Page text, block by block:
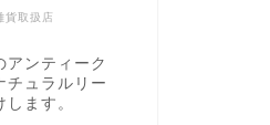
貨取扱店
アンティーク
チュラルリー
ます。